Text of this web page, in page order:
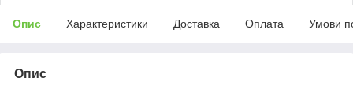
Опис Характеристики Доставка Оплата Умови
Опис